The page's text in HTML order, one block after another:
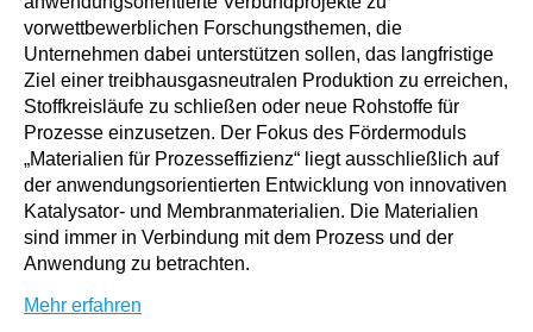
vorwettbewerblichen Forschungsthemen, die
Unternehmen dabei unterstützen sollen, das langfristige
Ziel einer treibhausgas­neutralen Produktion zu erreichen,
Stoffkreisläufe zu schließen oder neue Rohstoffe für
Prozesse einzusetzen. Der Fokus des Fördermoduls
„Materialien für Prozesseffizienz“ liegt ausschließlich auf
der anwendungsorientierten Entwicklung von innovativen
Katalysator- und Membranmaterialien. Die Materialien
sind immer in Verbindung mit dem Prozess und der
Anwendung zu betrachten.
Mehr erfahren